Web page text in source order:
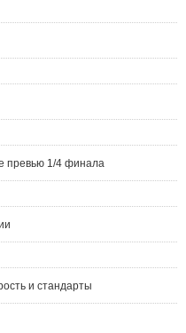
превью 1/4 финала
и стандарты